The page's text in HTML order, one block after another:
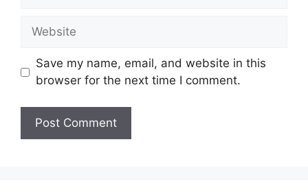
Website
Save my name, email, and website in this
browser for the next time I comment.